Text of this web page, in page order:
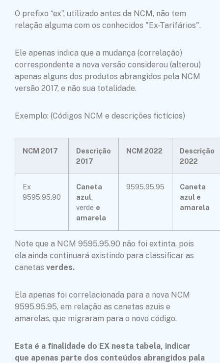
O prefixo “ex”, utilizado antes da NCM, não tem
relação alguma com os conhecidos "Ex-Tarifários".
Ele apenas indica que a mudança (correlação)
correspondente a nova versão considerou (alterou)
apenas alguns dos produtos abrangidos pela NCM
versão 2017, e não sua totalidade.
Exemplo: (Códigos NCM e descrições fictícios)
NCM 2017
Descrição
2017
NCM 2022
Descrição
2022
Ex
9595.95.90
Caneta
azul
verde e
amarela
9595.95.95
Caneta
azul e
amarela
Note que a NCM 9595.95.90 não foi extinta, pois
ela ainda continuará existindo para classificar as
canetas verdes.
Ela apenas foi correlacionada para a nova NCM
9595.95.95, em relação as canetas azuis e
amarelas, que migraram para o novo código.
Esta é a finalidade do EX nesta tabela, indicar
que apenas parte dos conteúdos abrangidos pala